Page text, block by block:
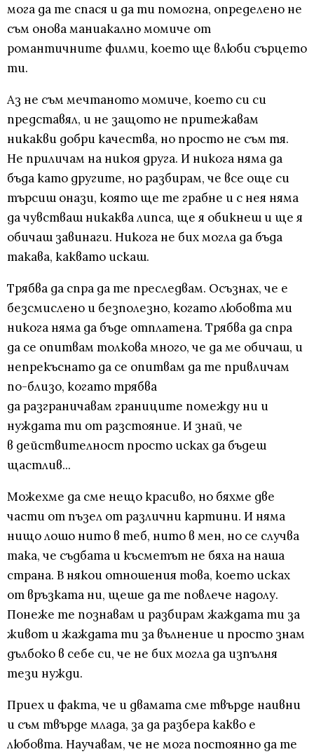
мога да те спася и да ти помогна, определено не
съм онова маниакално момиче от
романтичните филми, което ще влюби сърцето
ти.
Аз не съм мечтаното момиче, което си си
представял, и не защото не притежавам
никакви добри качества, но просто не съм тя.
Не приличам на никоя друга. И никога няма да
бъда като другите, но разбирам, че все още си
търсиш онази, която ще те грабне и с нея няма
да чувстваш никаква липса, ще я обикнеш и ще я
обичаш завинаги. Никога не бих могла да бъда
такава, каквато искаш.
Трябва да спра да те преследвам. Осъзнах, че е
безсмислено и безполезно, когато любовта ми
никога няма да бъде отплатена. Трябва да спра
да се опитвам толкова много, че да ме обичаш, и
непрекъснато да се опитвам да те привличам
по-близо, когато трябва
да разграничавам границите помежду ни и
нуждата ти от разстояние. И знай, че
в действителност просто исках да бъдеш
щастлив...
Можехме да сме нещо красиво, но бяхме две
части от пъзел от различни картини. И няма
нищо лошо нито в теб, нито в мен, но се случва
така, че съдбата и късметът не бяха на наша
страна. В някои отношения това, което исках
от връзката ни, щеше да те повлече надолу.
Понеже те познавам и разбирам жаждата ти за
живот и жаждата ти за вълнение и просто знам
дълбоко в себе си, че не бих могла да изпълня
тези нужди.
Приех и факта, че и двамата сме твърде наивни
и съм твърде млада, за да разбера какво е
любовта. Научавам, че не мога постоянно да те